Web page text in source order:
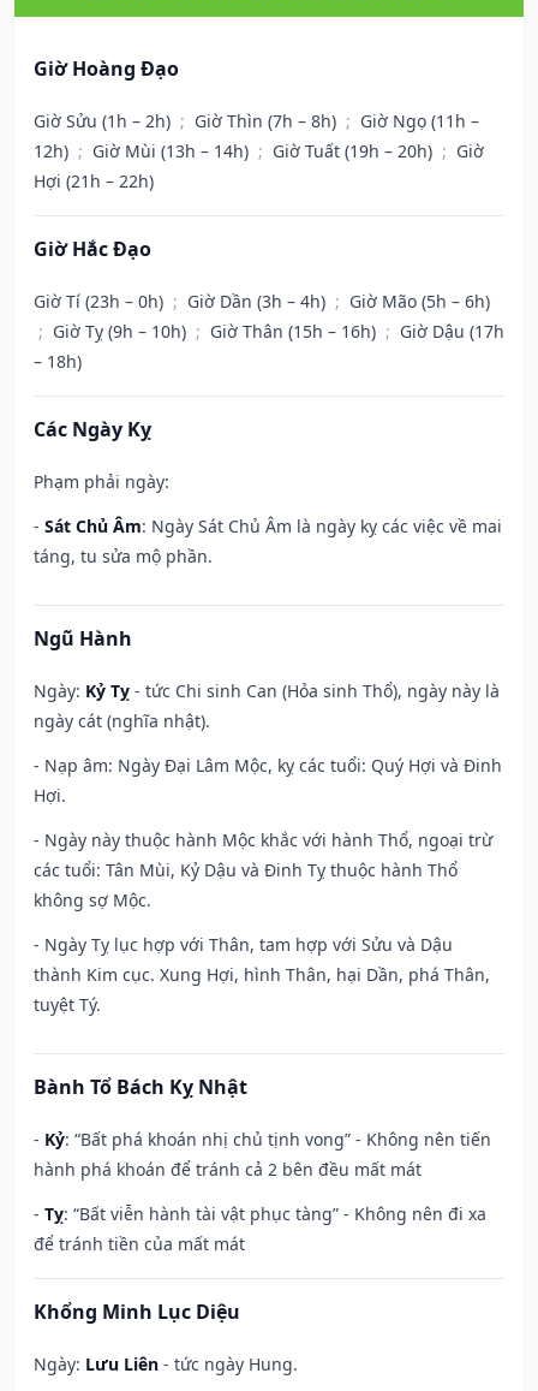
Giờ Hoàng Đạo
Giờ Sửu (1h – 2h) ; Giờ Thìn (7h – 8h) ; Giờ Ngọ (11h –
12h) ; Giờ Mùi (13h – 14h) ; Giờ Tuất (19h – 20h) ; Giờ
Hợi (21h – 22h)
Giờ Hắc Đạo
Giờ Tí (23h – 0h) ; Giờ Dần (3h – 4h) ; Giờ Mão (5h – 6h)
; Giờ Tỵ (9h – 10h) ; Giờ Thân (15h – 16h) ; Giờ Dậu (17h
– 18h)
Các Ngày Kỵ
Phạm phải ngày:
- Sát Chủ Âm: Ngày Sát Chủ Âm là ngày kỵ các việc về mai
táng, tu sửa mộ phần.
Ngũ Hành
Ngày: Kỷ Tỵ - tức Chi sinh Can (Hỏa sinh Thổ), ngày này là
ngày cát (nghĩa nhật).
- Nạp âm: Ngày Đại Lâm Mộc, kỵ các tuổi: Quý Hợi và Đinh
Hợi.
- Ngày này thuộc hành Mộc khắc với hành Thổ, ngoại trừ
các tuổi: Tân Mùi, Kỷ Dậu và Đinh Tỵ thuộc hành Thổ
không sợ Mộc.
- Ngày Tỵ lục hợp với Thân, tam hợp với Sửu và Dậu
thành Kim cục. Xung Hợi, hình Thân, hại Dần, phá Thân,
tuyệt Tý.
Bành Tổ Bách Kỵ Nhật
- Kỷ: “Bất phá khoán nhị chủ tịnh vong” - Không nên tiến
hành phá khoán để tránh cả 2 bên đều mất mát
- Tỵ: “Bất viễn hành tài vật phục tàng” - Không nên đi xa
để tránh tiền của mất mát
Khổng Minh Lục Diệu
Ngày: Lưu Liên - tức ngày Hung.